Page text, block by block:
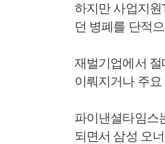
하지만 사업지원
던 병폐를 단적
재벌기업에서
이뤄지거나 주
파이낸셜타임스
되면서 삼성 오